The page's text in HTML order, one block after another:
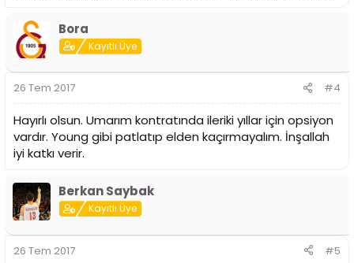
Bora
Kayıtlı Üye
26 Tem 2017 #4
Hayırlı olsun. Umarım kontratında ileriki yıllar için opsiyon
vardır. Young gibi patlatıp elden kaçırmayalım. İnşallah
iyi katkı verir.
Berkan Saybak
Kayıtlı Üye
26 Tem 2017 #5